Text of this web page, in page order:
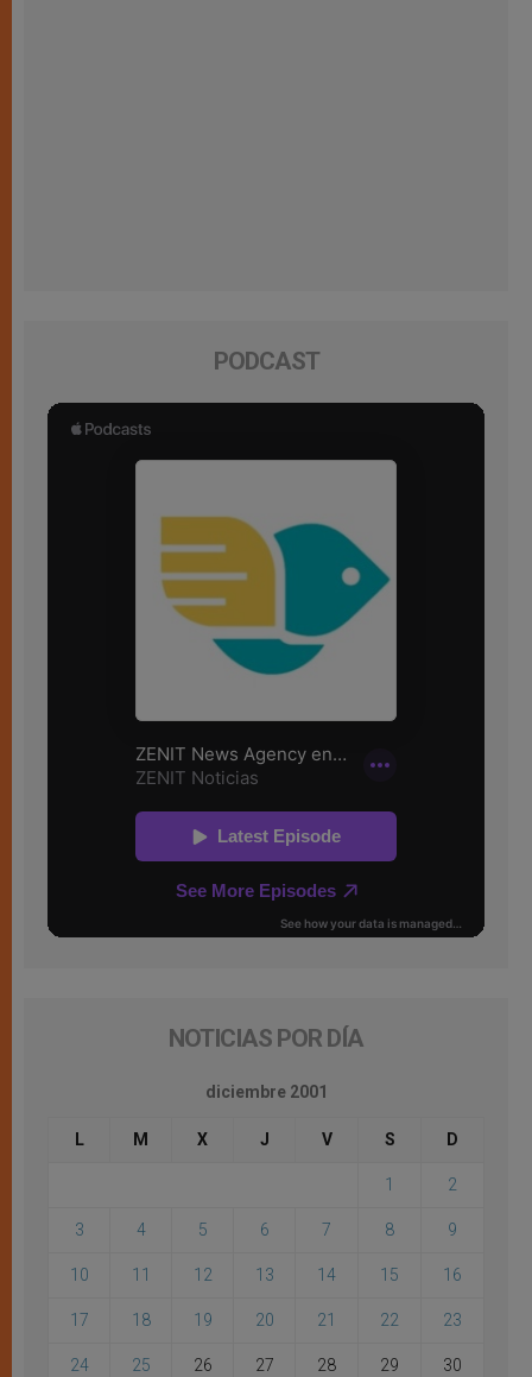
PODCAST
NOTICIAS POR DÍA
diciembre 2001
L M X J V S D
1 2
3 4 5 6 7 8 9
10 11 12 13 14 15 16
17 18 19 20 21 22 23
24 25 26 27 28 29 30